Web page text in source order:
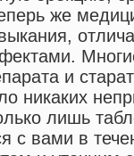
же
и
никаких
лишь
с вами в